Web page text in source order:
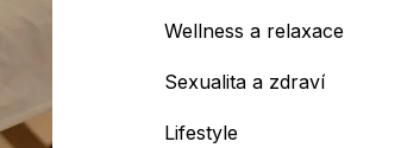
Wellness a relaxace
Sexualita a zdraví
Lifestyle